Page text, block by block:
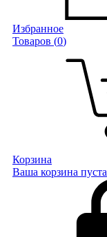
Избранное
Товаров (0)
Корзина
Ваша корзина пуста